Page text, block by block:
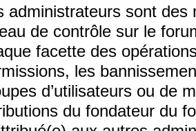
administrateurs sont
de contrôle sur le
facette des
les
d’utilisateurs ou de
du fondateur du